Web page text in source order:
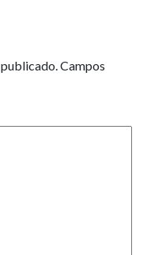
publicado.Campos